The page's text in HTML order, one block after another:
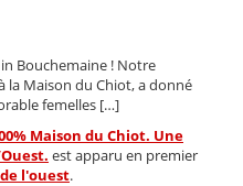
Bouchemaine ! Notre
la Maison du Chiot, a donné
femelles […]
Maison du Chiot. Une
est apparu en premier
l'ouest.